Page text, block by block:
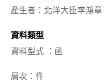
產生者：北洋大臣李鴻章
資料類型
資料型式 ：函
層次：件